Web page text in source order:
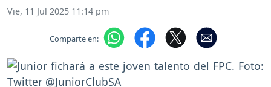
Vie, 11 Jul 2025 11:14 pm
Comparte en: